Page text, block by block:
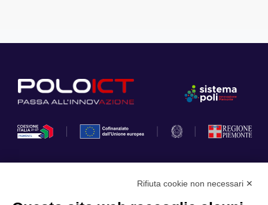
Rifiuta cookie non necessari ✕